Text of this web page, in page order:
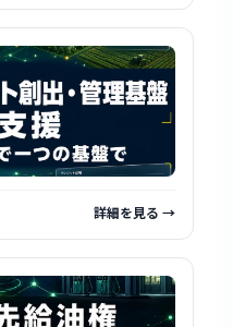
詳細を見る →